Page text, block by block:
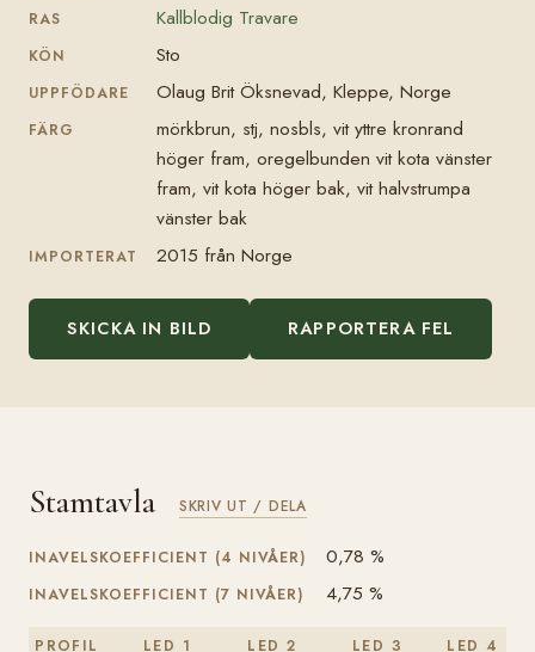
RAS Kallblodig Travare
KÖN Sto
UPPFÖDARE Olaug Brit Öksnevad, Kleppe, Norge
FÄRG
mörkbrun, stj, nosbls, vit yttre kronrand
höger fram, oregelbunden vit kota vänster
fram, vit kota höger bak, vit halvstrumpa
vänster bak
IMPORTERAT 2015 från Norge
SKICKA IN BILD RAPPORTERA FEL
Stamtavla SKRIV UT / DELA
INAVELSKOEFFICIENT (4 NIVÅER) 0,78 %
INAVELSKOEFFICIENT (7 NIVÅER) 4,75 %
PROFIL LED 1 LED 2 LED 3 LED 4